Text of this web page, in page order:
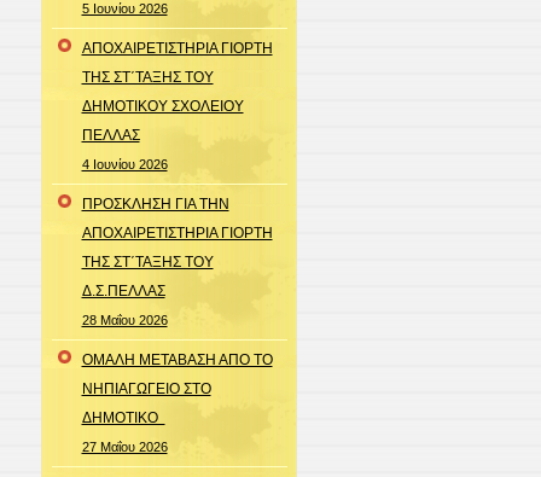
5 Ιουνίου 2026
ΑΠΟΧΑΙΡΕΤΙΣΤΗΡΙΑ ΓΙΟΡΤΗ
ΤΗΣ ΣΤ΄ΤΑΞΗΣ ΤΟΥ
ΔΗΜΟΤΙΚΟΥ ΣΧΟΛΕΙΟΥ
ΠΕΛΛΑΣ
4 Ιουνίου 2026
ΠΡΟΣΚΛΗΣΗ ΓΙΑ ΤΗΝ
ΑΠΟΧΑΙΡΕΤΙΣΤΗΡΙΑ ΓΙΟΡΤΗ
ΤΗΣ ΣΤ΄ΤΑΞΗΣ ΤΟΥ
Δ.Σ.ΠΕΛΛΑΣ
28 Μαΐου 2026
ΟΜΑΛΗ ΜΕΤΑΒΑΣΗ ΑΠΟ ΤΟ
ΝΗΠΙΑΓΩΓΕΙΟ ΣΤΟ
ΔΗΜΟΤΙΚΟ
27 Μαΐου 2026